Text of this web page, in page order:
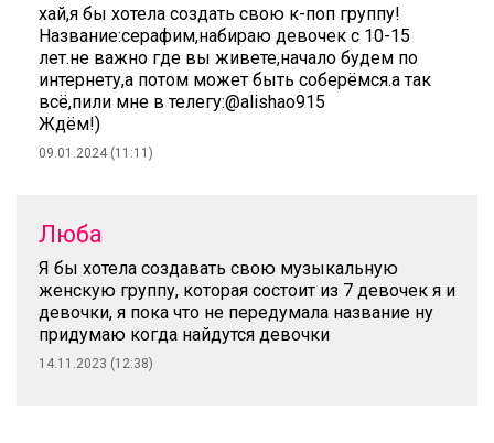
хай,я бы хотела создать свою к-поп группу!
Название:серафим,набираю девочек с 10-15
лет.не важно где вы живете,начало будем по
интернету,а потом может быть соберёмся.а так
всё,пили мне в телегу:@alishao915
Ждём!)
09.01.2024 (11:11)
Люба
Я бы хотела создавать свою музыкальную
женскую группу, которая состоит из 7 девочек я и
девочки, я пока что не передумала название ну
придумаю когда найдутся девочки
14.11.2023 (12:38)